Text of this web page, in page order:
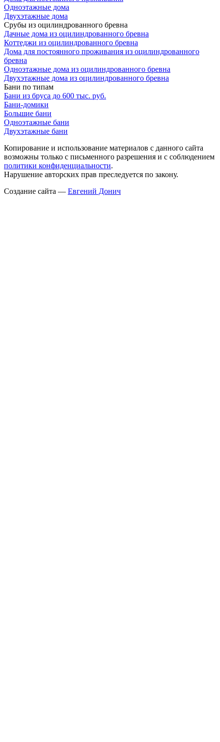
Одноэтажные дома
Двухэтажные дома
Срубы из оцилиндрованного бревна
Дачные дома из оцилиндрованного бревна
Коттеджи из оцилиндрованного бревна
Дома для постоянного проживания из оцилиндрованного
бревна
Одноэтажные дома из оцилиндрованного бревна
Двухэтажные дома из оцилиндрованного бревна
Бани по типам
Бани из бруса до 600 тыс. руб.
Бани-домики
Большие бани
Одноэтажные бани
Двухэтажные бани
Копирование и использование материалов с данного сайта
возможны только с письменного разрешения и с соблюдением
политики конфиденциальности.
Нарушение авторских прав преследуется по закону.
Создание сайта — Евгений Донич